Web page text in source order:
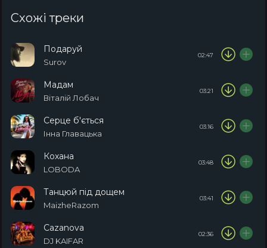
Схожі треки
Подаруй
Surov
02:47
Мадам
Віталій Лобач
03:21
Серце б'ється
Інна Главацька
03:16
Кохана
LOBODA
03:48
Танцюй під дощем
MaizheRazom
03:41
Cazanova
DJ KAIFAR
02:36